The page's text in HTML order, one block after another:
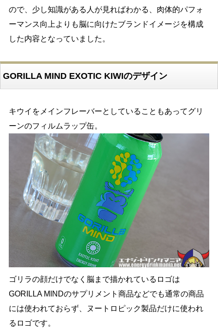
ので、少し知識がある人が見ればわかる、肉体的パフォ
ーマンス向上よりも脳に向けたブランドイメージを構成
した内容となっていました。
GORILLA MIND EXOTIC KIWIのデザイン
キウイをメインフレーバーとしていることもあってグリ
ーンのフィルムラップ缶。
ゴリラの顔だけでなく脳まで描かれているロゴは
GORILLA MINDのサプリメント商品などでも通常の商品
には使われておらず、ヌートロピック製品だけに使われ
るロゴです。